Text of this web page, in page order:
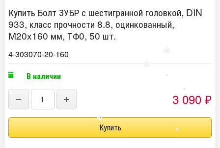
Купить Болт ЗУБР с шестигранной головкой, DIN
933, класс прочности 8.8, оцинкованный,
M20x160 мм, ТФ0, 50 шт.
4-303070-20-160
В наличии
− + 3 090 ₽